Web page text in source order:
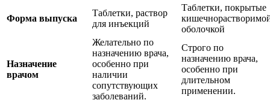
Форма выпуска
Таблетки, раствор
для инъекций
Таблетки, покрытые
оболочкой
Назначение
врачом
Желательно по
назначению врача,
особенно при
наличии
сопутствующих
заболеваний.
Строго по
назначению врача,
особенно при
длительном
применении.